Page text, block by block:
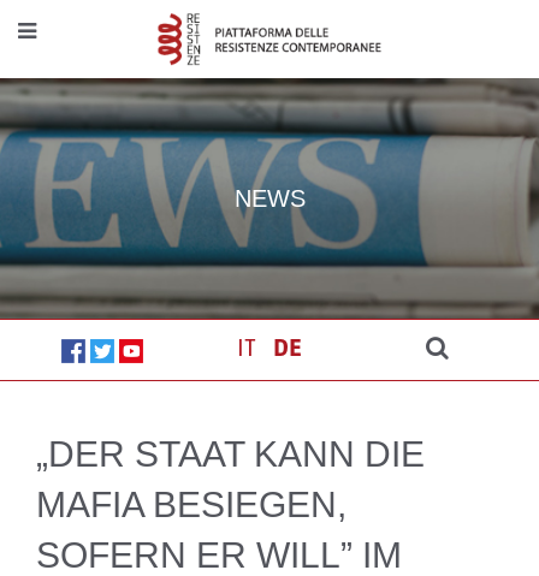
NEWS
DE
„DER STAAT KANN DIE
MAFIA BESIEGEN,
SOFERN ER WILL” IM